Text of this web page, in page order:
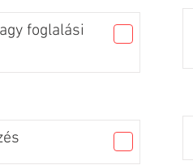
foglalási